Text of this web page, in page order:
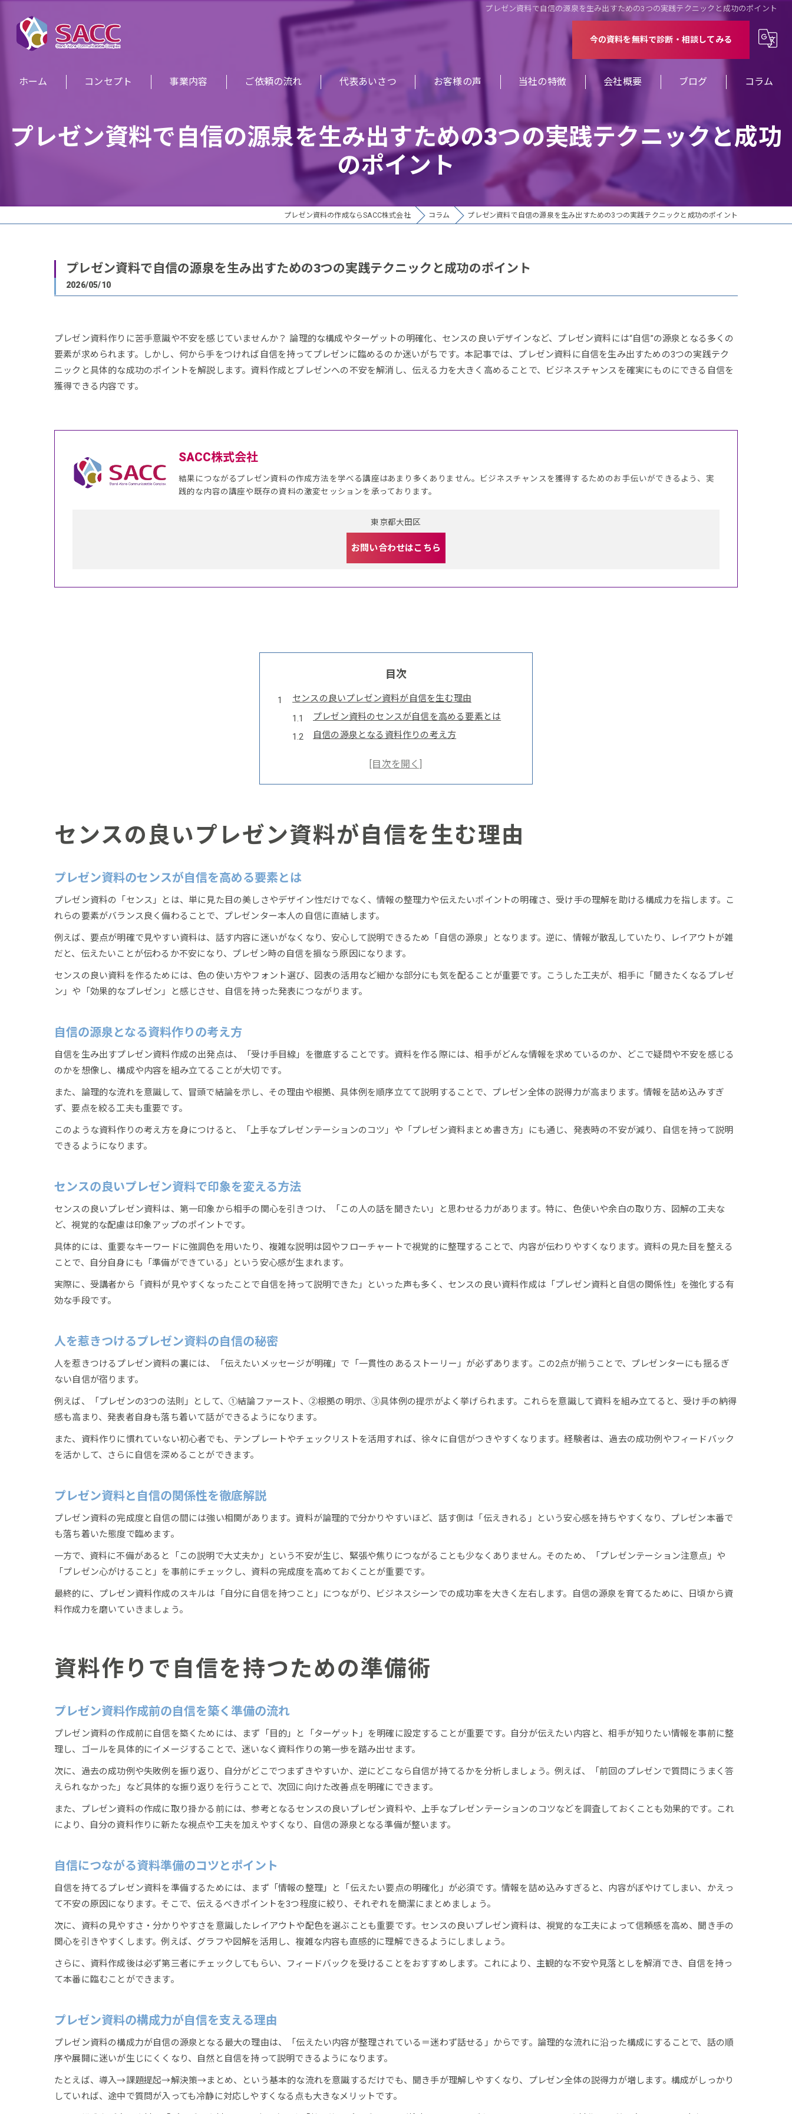
プレゼン資料で自信の源泉を生み出すための3つの実践テクニックと成功のポイント
今の資料を無料で診断・相談してみる
ホーム コンセプト 事業内容 ご依頼の流れ 代表あいさつ お客様の声 当社の特徴
研修
セミナー
会社概要 ブログ コラム
プレゼン資料で自信の源泉を生み出すための3つの実践テクニックと成功
のポイント
プレゼン資料の作成ならSACC株式会社 コラム プレゼン資料で自信の源泉を生み出すための3つの実践テクニックと成功のポイント
プレゼン資料で自信の源泉を生み出すための3つの実践テクニックと成功のポイント
2026/05/10
プレゼン資料作りに苦手意識や不安を感じていませんか？ 論理的な構成やターゲットの明確化、センスの良いデザインなど、プレゼン資料には“自信”の源泉となる多くの
要素が求められます。しかし、何から手をつければ自信を持ってプレゼンに臨めるのか迷いがちです。本記事では、プレゼン資料に自信を生み出すための3つの実践テク
ニックと具体的な成功のポイントを解説します。資料作成とプレゼンへの不安を解消し、伝える力を大きく高めることで、ビジネスチャンスを確実にものにできる自信を
獲得できる内容です。
SACC株式会社
結果につながるプレゼン資料の作成方法を学べる講座はあまり多くありません。ビジネスチャンスを獲得するためのお手伝いができるよう、実
践的な内容の講座や既存の資料の激変セッションを承っております。
東京都大田区
お問い合わせはこちら
目次
センスの良いプレゼン資料が自信を生む理由
プレゼン資料のセンスが自信を高める要素とは
自信の源泉となる資料作りの考え方
人を惹きつけるプレゼン資料の自信の秘密
プレゼン資料作成前の自信を築く準備の流れ
自信につながる資料準備のコツとポイント
資料作りで自信を持つ人の特徴と準備法
効果的なプレゼン資料はどう磨くか
プレゼン資料を磨き自信につなげる方法
効果的なプレゼン資料作成で自信を得るコツ
自信を深めるプレゼン資料の改善ポイント
人を惹きつける資料の自信の磨き方とは
自信が伝わる資料まとめの秘訣を解説
人を惹きつける自信のまとめ方とは何か
上手なプレゼンは資料作成に自信が宿る
プレゼン資料作成で自信を高める方法紹介
上手なプレゼン資料に宿る自信の共通点
センスの良いプレゼン資料が自信を生む理由
プレゼン資料のセンスが自信を高める要素とは
プレゼン資料の「センス」とは、単に見た目の美しさやデザイン性だけでなく、情報の整理力や伝えたいポイントの明確さ、受け手の理解を助ける構成力を指します。こ
れらの要素がバランス良く備わることで、プレゼンター本人の自信に直結します。
例えば、要点が明確で見やすい資料は、話す内容に迷いがなくなり、安心して説明できるため「自信の源泉」となります。逆に、情報が散乱していたり、レイアウトが雑
だと、伝えたいことが伝わるか不安になり、プレゼン時の自信を損なう原因になります。
センスの良い資料を作るためには、色の使い方やフォント選び、図表の活用など細かな部分にも気を配ることが重要です。こうした工夫が、相手に「聞きたくなるプレゼ
ン」や「効果的なプレゼン」と感じさせ、自信を持った発表につながります。
自信の源泉となる資料作りの考え方
自信を生み出すプレゼン資料作成の出発点は、「受け手目線」を徹底することです。資料を作る際には、相手がどんな情報を求めているのか、どこで疑問や不安を感じる
のかを想像し、構成や内容を組み立てることが大切です。
また、論理的な流れを意識して、冒頭で結論を示し、その理由や根拠、具体例を順序立てて説明することで、プレゼン全体の説得力が高まります。情報を詰め込みすぎ
ず、要点を絞る工夫も重要です。
このような資料作りの考え方を身につけると、「上手なプレゼンテーションのコツ」や「プレゼン資料まとめ書き方」にも通じ、発表時の不安が減り、自信を持って説明
できるようになります。
センスの良いプレゼン資料で印象を変える方法
センスの良いプレゼン資料は、第一印象から相手の関心を引きつけ、「この人の話を聞きたい」と思わせる力があります。特に、色使いや余白の取り方、図解の工夫な
ど、視覚的な配慮は印象アップのポイントです。
具体的には、重要なキーワードに強調色を用いたり、複雑な説明は図やフローチャートで視覚的に整理することで、内容が伝わりやすくなります。資料の見た目を整える
ことで、自分自身にも「準備ができている」という安心感が生まれます。
実際に、受講者から「資料が見やすくなったことで自信を持って説明できた」といった声も多く、センスの良い資料作成は「プレゼン資料と自信の関係性」を強化する有
効な手段です。
人を惹きつけるプレゼン資料の自信の秘密
人を惹きつけるプレゼン資料の裏には、「伝えたいメッセージが明確」で「一貫性のあるストーリー」が必ずあります。この2点が揃うことで、プレゼンターにも揺るぎ
ない自信が宿ります。
例えば、「プレゼンの3つの法則」として、①結論ファースト、②根拠の明示、③具体例の提示がよく挙げられます。これらを意識して資料を組み立てると、受け手の納得
感も高まり、発表者自身も落ち着いて話ができるようになります。
また、資料作りに慣れていない初心者でも、テンプレートやチェックリストを活用すれば、徐々に自信がつきやすくなります。経験者は、過去の成功例やフィードバック
を活かして、さらに自信を深めることができます。
プレゼン資料と自信の関係性を徹底解説
プレゼン資料の完成度と自信の間には強い相関があります。資料が論理的で分かりやすいほど、話す側は「伝えきれる」という安心感を持ちやすくなり、プレゼン本番で
も落ち着いた態度で臨めます。
一方で、資料に不備があると「この説明で大丈夫か」という不安が生じ、緊張や焦りにつながることも少なくありません。そのため、「プレゼンテーション注意点」や
「プレゼン心がけること」を事前にチェックし、資料の完成度を高めておくことが重要です。
最終的に、プレゼン資料作成のスキルは「自分に自信を持つこと」につながり、ビジネスシーンでの成功率を大きく左右します。自信の源泉を育てるために、日頃から資
料作成力を磨いていきましょう。
資料作りで自信を持つための準備術
プレゼン資料作成前の自信を築く準備の流れ
プレゼン資料の作成前に自信を築くためには、まず「目的」と「ターゲット」を明確に設定することが重要です。自分が伝えたい内容と、相手が知りたい情報を事前に整
理し、ゴールを具体的にイメージすることで、迷いなく資料作りの第一歩を踏み出せます。
次に、過去の成功例や失敗例を振り返り、自分がどこでつまずきやすいか、逆にどこなら自信が持てるかを分析しましょう。例えば、「前回のプレゼンで質問にうまく答
えられなかった」など具体的な振り返りを行うことで、次回に向けた改善点を明確にできます。
また、プレゼン資料の作成に取り掛かる前には、参考となるセンスの良いプレゼン資料や、上手なプレゼンテーションのコツなどを調査しておくことも効果的です。これ
により、自分の資料作りに新たな視点や工夫を加えやすくなり、自信の源泉となる準備が整います。
自信につながる資料準備のコツとポイント
自信を持てるプレゼン資料を準備するためには、まず「情報の整理」と「伝えたい要点の明確化」が必須です。情報を詰め込みすぎると、内容がぼやけてしまい、かえっ
て不安の原因になります。そこで、伝えるべきポイントを3つ程度に絞り、それぞれを簡潔にまとめましょう。
次に、資料の見やすさ・分かりやすさを意識したレイアウトや配色を選ぶことも重要です。センスの良いプレゼン資料は、視覚的な工夫によって信頼感を高め、聞き手の
関心を引きやすくします。例えば、グラフや図解を活用し、複雑な内容も直感的に理解できるようにしましょう。
さらに、資料作成後は必ず第三者にチェックしてもらい、フィードバックを受けることをおすすめします。これにより、主観的な不安や見落としを解消でき、自信を持っ
て本番に臨むことができます。
プレゼン資料の構成力が自信を支える理由
プレゼン資料の構成力が自信の源泉となる最大の理由は、「伝えたい内容が整理されている＝迷わず話せる」からです。論理的な流れに沿った構成にすることで、話の順
序や展開に迷いが生じにくくなり、自然と自信を持って説明できるようになります。
たとえば、導入→課題提起→解決策→まとめ、という基本的な流れを意識するだけでも、聞き手が理解しやすくなり、プレゼン全体の説得力が増します。構成がしっかり
していれば、途中で質問が入っても冷静に対応しやすくなる点も大きなメリットです。